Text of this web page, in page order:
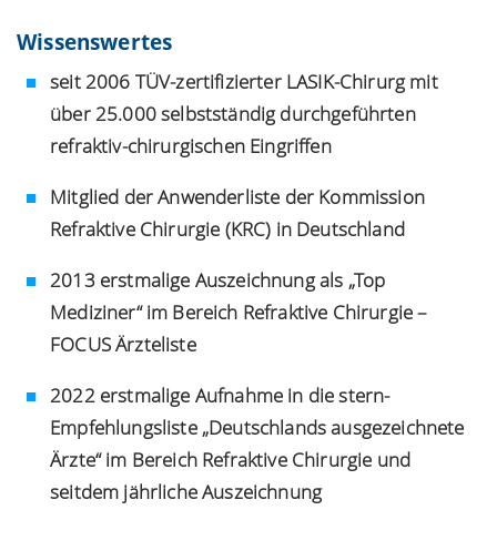
Wissenswertes
seit 2006 TÜV-zertifizierter LASIK-Chirurg mit
über 25.000 selbstständig durchgeführten
refraktiv-chirurgischen Eingriffen
Mitglied der Anwenderliste der Kommission
Refraktive Chirurgie (KRC) in Deutschland
2013 erstmalige Auszeichnung als „Top
Mediziner“ im Bereich Refraktive Chirurgie –
FOCUS Ärzteliste
2022 erstmalige Aufnahme in die stern-
Empfehlungsliste „Deutschlands ausgezeichnete
Ärzte“ im Bereich Refraktive Chirurgie und
seitdem jährliche Auszeichnung